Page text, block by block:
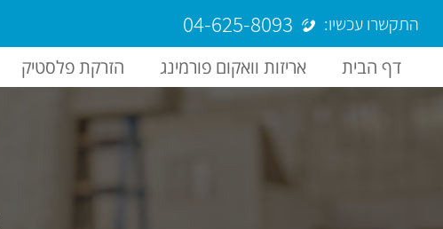
התקשרו עכשיו: 04-625-8093
דף הבית אריזות וואקום פורמינג הזרקת פלסטיק